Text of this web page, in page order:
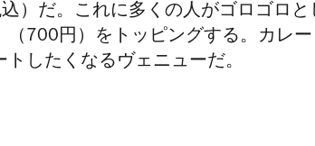
）だ。これに多くの人がゴロゴロ
（700円）をトッピングする。カレ
したくなるヴェニューだ。